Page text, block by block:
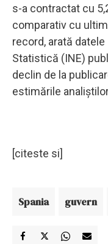
s-a contractat cu
comparativ cu
record, arată
Statistică (INE)
declin de la
estimările
[citeste si]
Spania guvern